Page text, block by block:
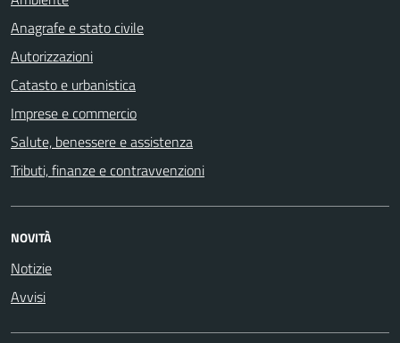
Anagrafe e stato civile
Autorizzazioni
Catasto e urbanistica
Imprese e commercio
Salute, benessere e assistenza
Tributi, finanze e contravvenzioni
NOVITÀ
Notizie
Avvisi